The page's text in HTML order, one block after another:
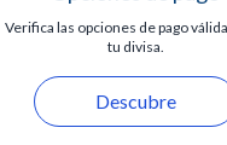
Verifica las opciones de pago
tu divisa.
Descubre